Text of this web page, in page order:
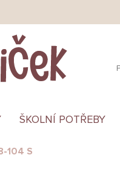
ŠKOLNÍ POTŘEBY
104 S